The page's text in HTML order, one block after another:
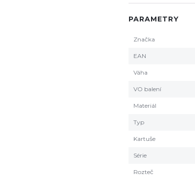
PARAMETRY
Značka
EAN
Váha
VO balení
Materiál
Typ
Kartuše
Série
Rozteč